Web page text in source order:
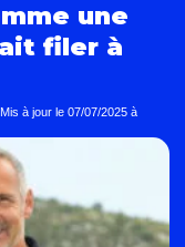
une
filer à
à jour le 07/07/2025 à